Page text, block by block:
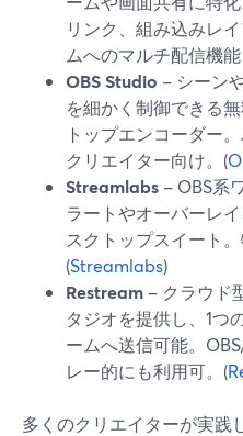
リンク、組み込みレ
ムへのマルチ配信機
OBS Studio – シーン
を細かく制御できる
トップエンコーダー
クリエイター向け。(
Streamlabs – OBS系
ラートやオーバーレ
スクトップスイート
(Streamlabs)
Restream – クラウド
タジオを提供し、1つ
ームへ送信可能。
レー的にも利用可。(
多くのクリエイターが実践